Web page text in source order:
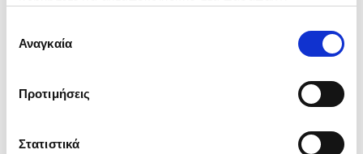
ενδιαφέρουν και να επιλέξετε από τα παρακάτω με την
΄΄και να ενημερωθείτε σχετικά με
συγκατάθεσης
Αναγκαία
Προτιμήσεις
Στατιστικά